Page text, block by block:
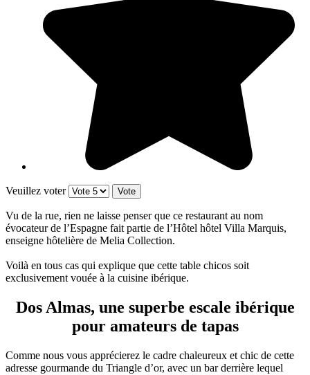
Veuillez voter
Vu de la rue, rien ne laisse penser que ce restaurant au nom
évocateur de l’Espagne fait partie de l’Hôtel hôtel Villa Marquis,
enseigne hôtelière de Melia Collection.
Voilà en tous cas qui explique que cette table chicos soit
exclusivement vouée à la cuisine ibérique.
Dos Almas, une superbe escale ibérique
pour amateurs de tapas
Comme nous vous apprécierez le cadre chaleureux et chic de cette
adresse gourmande du Triangle d’or, avec un bar derrière lequel